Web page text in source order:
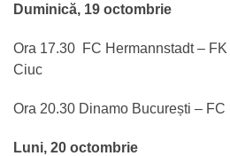
Duminică, 19 octombrie
Ora 17.30 FC Hermannstadt –
Ciuc
Ora 20.30 Dinamo București – FC
Luni, 20 octombrie